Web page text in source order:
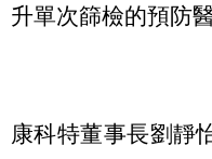
升單次篩檢的預防
康科特董事長劉靜